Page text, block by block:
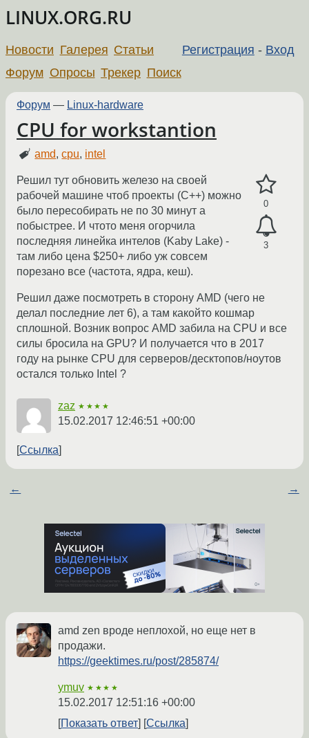
LINUX.ORG.RU
Регистрация - Вход
Новости Галерея Статьи
Форум Опросы Трекер Поиск
Форум — Linux-hardware
CPU for workstantion
amd,cpu, intel
0
3
Решил тут обновить железо на своей
рабочей машине чтоб проекты (С++) можно
было пересобирать не по 30 минут а
побыстрее. И чтото меня огорчила
последняя линейка интелов (Kaby Lake) -
там либо цена $250+ либо уж совсем
порезано все (частота, ядра, кеш).
Решил даже посмотреть в сторону AMD (чего не
делал последние лет 6), а там какойто кошмар
сплошной. Возник вопрос AMD забила на CPU и все
силы бросила на GPU? И получается что в 2017
году на рынке CPU для серверов/десктопов/ноутов
остался только Intel ?
zaz ★★★★
15.02.2017 12:46:51 +00:00
Ссылка
← →
amd zen вроде неплохой, но еще нет в
продажи.
https://geektimes.ru/post/285874/
ymuv ★★★★
15.02.2017 12:51:16 +00:00
Показать ответ
Ссылка